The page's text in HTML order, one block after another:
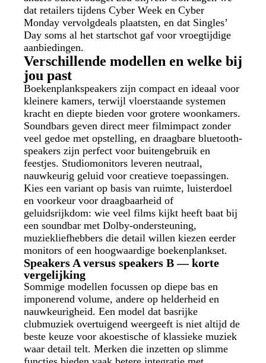
dat retailers tijdens Cyber Week en Cyber
Monday vervolgdeals plaatsten, en dat Singles’
Day soms al het startschot gaf voor vroegtijdige
aanbiedingen.
Verschillende modellen en welke bij
jou past
Boekenplankspeakers zijn compact en ideaal voor
kleinere kamers, terwijl vloerstaande systemen
kracht en diepte bieden voor grotere woonkamers.
Soundbars geven direct meer filmimpact zonder
veel gedoe met opstelling, en draagbare bluetooth-
speakers zijn perfect voor buitengebruik en
feestjes. Studiomonitors leveren neutraal,
nauwkeurig geluid voor creatieve toepassingen.
Kies een variant op basis van ruimte, luisterdoel
en voorkeur voor draagbaarheid of
geluidsrijkdom: wie veel films kijkt heeft baat bij
een soundbar met Dolby-ondersteuning,
muziekliefhebbers die detail willen kiezen eerder
monitors of een hoogwaardige boekenplankset.
Speakers A versus speakers B — korte
vergelijking
Sommige modellen focussen op diepe bas en
imponerend volume, andere op helderheid en
nauwkeurigheid. Een model dat basrijke
clubmuziek overtuigend weergeeft is niet altijd de
beste keuze voor akoestische of klassieke muziek
waar detail telt. Merken die inzetten op slimme